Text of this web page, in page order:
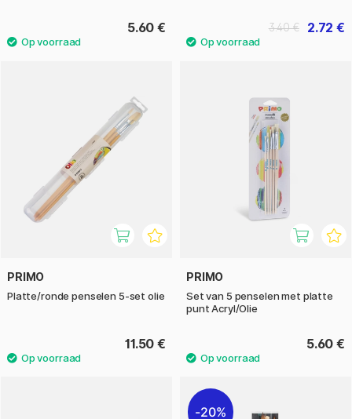
5.60 € 2.72 €
3.40 €
PRIMO
Platte/ronde penselen 5-set olie
11.50 €
PRIMO
Set van 5 penselen met platte
punt Acryl/Olie
5.60 €
20%